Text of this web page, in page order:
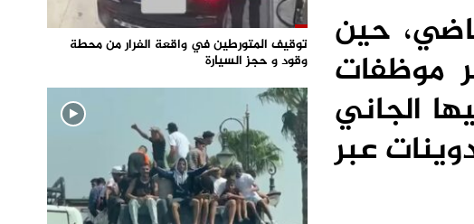
حين
موظفات
الجاني
عبر
توقيف المتورطين في واقعة الفرار من محطة
وقود و حجز السيارة